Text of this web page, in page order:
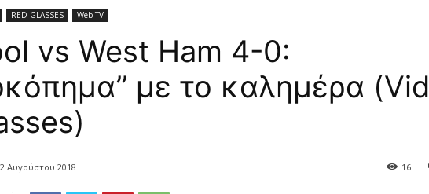
RED GLASSES Web TV
vs West Ham 4-0:
με το καλημέρα (Vid
Αυγούστου 2018 16